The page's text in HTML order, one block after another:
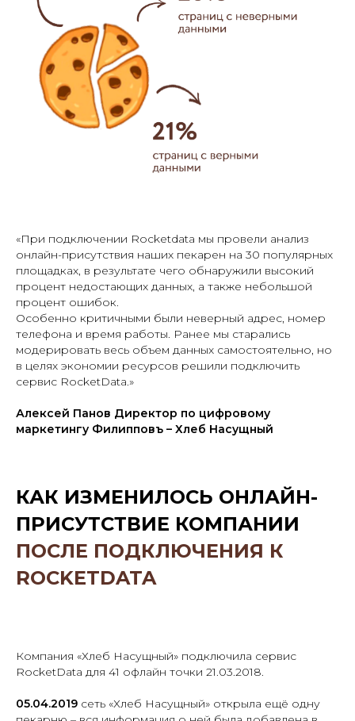
«При подключении Rocketdata мы провели анализ
онлайн-присутствия наших пекарен на 30 популярных
площадках, в результате чего обнаружили высокий
процент недостающих данных, а также небольшой
процент ошибок.
Особенно критичными были неверный адрес, номер
телефона и время работы. Ранее мы старались
модерировать весь объем данных самостоятельно, но
в целях экономии ресурсов решили подключить
сервис RocketData.»
Алексей Панов Директор по цифровому
маркетингу Филипповъ – Хлеб Насущный
КАК ИЗМЕНИЛОСЬ ОНЛАЙН-
ПРИСУТСТВИЕ КОМПАНИИ
ПОСЛЕ ПОДКЛЮЧЕНИЯ К
ROCKETDATA
Компания «Хлеб Насущный» подключила сервис
RocketData для 41 офлайн точки 21.03.2018.
05.04.2019 сеть «Хлеб Насущный» открыла ещё одну